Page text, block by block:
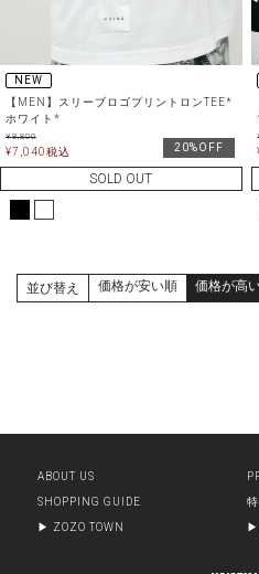
NEW
【MEN】スリーブロゴプリントロンTEE*
ホワイト*
¥8,800
¥7,040税込 20%OFF
SOLD OUT
並び替え 価格が安い順 価格が高
ABOUT US
SHOPPING GUIDE
▶︎ ZOZO TOWN ▶︎